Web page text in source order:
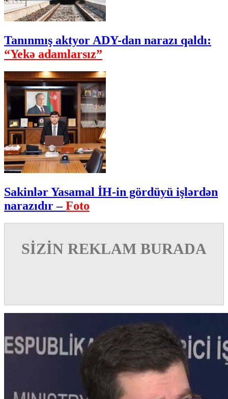
Tanınmış aktyor ADY-dan narazı qaldı:
“Yekə adamlarsız”
Sakinlər Yasamal İH-in gördüyü işlərdən
narazıdır –Foto
SİZİN REKLAM BURADA